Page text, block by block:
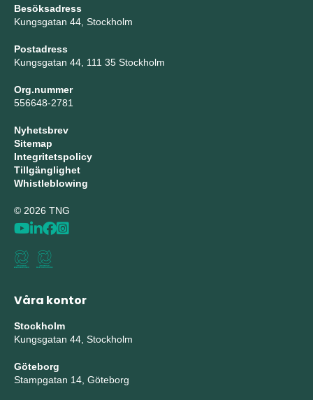
Besöksadress
Kungsgatan 44, Stockholm
Postadress
Kungsgatan 44, 111 35 Stockholm
Org.nummer
556648-2781
Nyhetsbrev
Sitemap
Integritetspolicy
Tillgänglighet
Whistleblowing
© 2026 TNG
Våra kontor
Stockholm
Kungsgatan 44, Stockholm
Göteborg
Stampgatan 14, Göteborg